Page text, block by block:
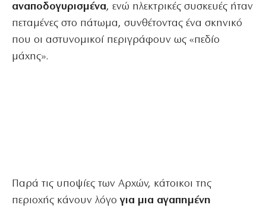
αναποδογυρισμένα, ενώ ηλεκτρικές συσκευές ήταν
πεταμένες στο πάτωμα, συνθέτοντας ένα σκηνικό
που οι αστυνομικοί περιγράφουν ως «πεδίο
μάχης».
Παρά τις υποψίες των Αρχών, κάτοικοι της
περιοχής κάνουν λόγογια μια αγαπημένη